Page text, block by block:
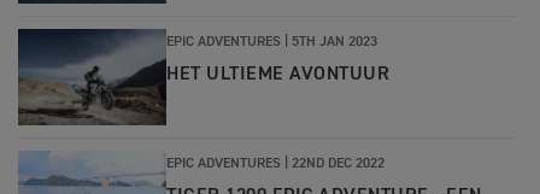
EPIC ADVENTURES | 5TH JAN 2023
HET ULTIEME AVONTUUR
EPIC ADVENTURES | 22ND DEC 2022